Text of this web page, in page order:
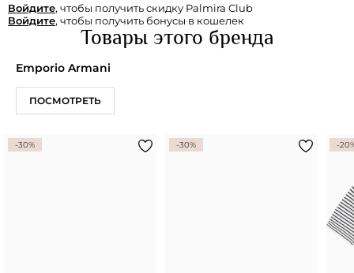
Войдите, чтобы получить скидку Palmira Club
Войдите, чтобы получить бонусы в кошелек
Товары этого бренда
Emporio Armani
ПОСМОТРЕТЬ
-30% -30% -